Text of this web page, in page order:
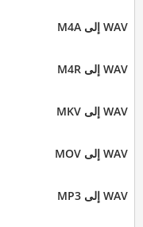
WAV إلى M4A
WAV إلى M4R
WAV إلى MKV
WAV إلى MOV
WAV إلى MP3